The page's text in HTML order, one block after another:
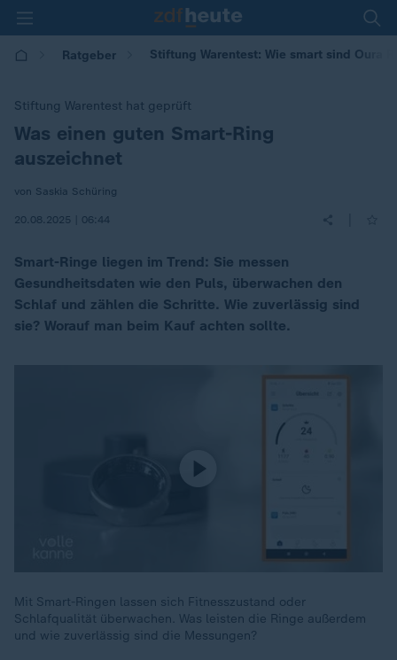
Ratgeber Stiftung Warentest: Wie smart sind Oura
Stiftung Warentest hat geprüft
:
Was einen guten Smart-Ring
auszeichnet
von Saskia Schüring
20.08.2025 | 06:44
Smart-Ringe liegen im Trend: Sie messen
Gesundheitsdaten wie den Puls, überwachen den
Schlaf und zählen die Schritte. Wie zuverlässig sind
sie? Worauf man beim Kauf achten sollte.
Mit Smart-Ringen lassen sich Fitnesszustand oder
Schlafqualität überwachen. Was leisten die Ringe außerdem
und wie zuverlässig sind die Messungen?